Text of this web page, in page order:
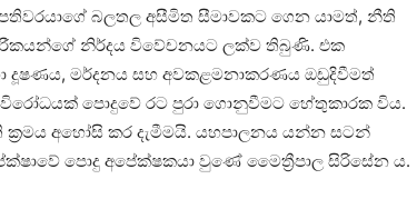
බලතල අසීමිත සීමාවකට ගෙන යාමත්, නීති
නිර්දය විවේචනයට ලක්ව තිබුණි. එක
දූෂණය, මර්දනය සහ අවකළමනාකරණය ඔඩුදිවීමත්
විරෝධයක් පොදුවේ රට පුරා ගොනුවීමට හේතුකාරක විය.
අහෝසි කර දැමීමයි. යහපාලනය යන්න සටන්
පොදු අපේක්ෂකයා වුණේ මෛත්‍රීපාල සිරිසේන ය.